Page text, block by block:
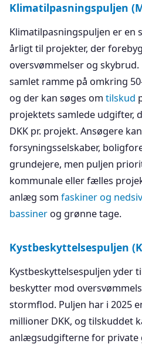
Klimatilpasningspuljen
Klimatilpasningspuljen er en
årligt til projekter, der
oversvømmelser og
samlet ramme på omkring
og der kan søges om tilskud
projektets samlede udgifter,
DKK pr. projekt. Ansøgere
forsyningsselskaber,
grundejere, men puljen
kommunale eller fælles
anlæg som faskiner og
bassiner og grønne tage.
Kystbeskyttelsespuljen
Kystbeskyttelsespuljen yder
beskytter mod
stormflod. Puljen har i 2025
millioner DKK, og tilskuddet
anlægsudgifterne for private